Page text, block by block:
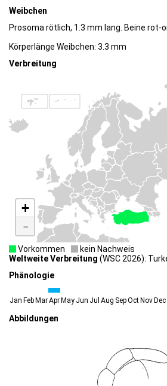
Weibchen
Prosoma rötlich, 1.3 mm lang. Beine rot-
Körperlänge Weibchen: 3.3 mm
Verbreitung
+
-
Vorkommen
kein Nachweis
Weltweite Verbreitung (WSC 2026):
Phänologie
Jan FebMarAprMay Jun Jul Aug SepOctNovDec
Abbildungen